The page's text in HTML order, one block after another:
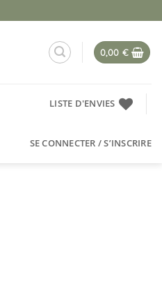
0,00 €
LISTE D'ENVIES
SE CONNECTER / S’INSCRIRE